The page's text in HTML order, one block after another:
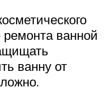
ремонта ванной
ванну от